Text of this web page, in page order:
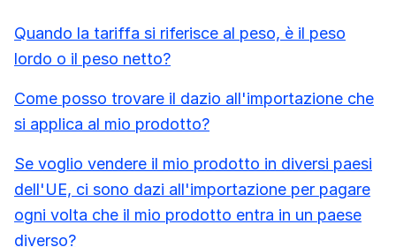
Quando la tariffa si riferisce al peso, è il peso
lordo o il peso netto?
Come posso trovare il dazio all'importazione che
si applica al mio prodotto?
Se voglio vendere il mio prodotto in diversi paesi
dell'UE, ci sono dazi all'importazione per pagare
ogni volta che il mio prodotto entra in un paese
diverso?